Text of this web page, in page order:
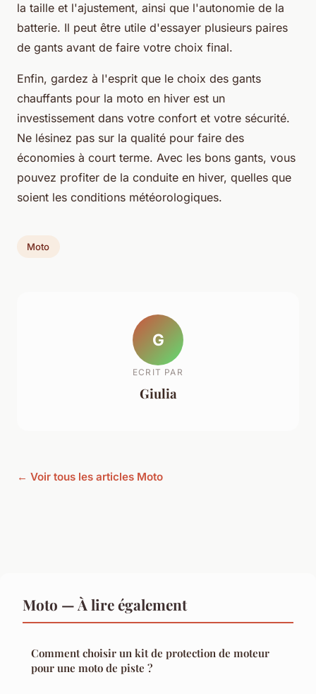
la taille et l'ajustement, ainsi que l'autonomie de la
batterie. Il peut être utile d'essayer plusieurs paires
de gants avant de faire votre choix final.
Enfin, gardez à l'esprit que le choix des gants
chauffants pour la moto en hiver est un
investissement dans votre confort et votre sécurité.
Ne lésinez pas sur la qualité pour faire des
économies à court terme. Avec les bons gants, vous
pouvez profiter de la conduite en hiver, quelles que
soient les conditions météorologiques.
Moto
G
ECRIT PAR
Giulia
← Voir tous les articles Moto
Moto — À lire également
Comment choisir un kit de protection de moteur
pour une moto de piste ?